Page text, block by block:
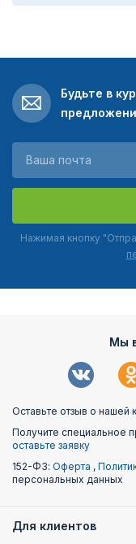
Будьте в
Нажимая кнопку
Мы
Оставьте отзыв о нашей
Получите специальное
оставьте заявку
152-ФЗ: Оферта ,
персональных данных
Для клиентов